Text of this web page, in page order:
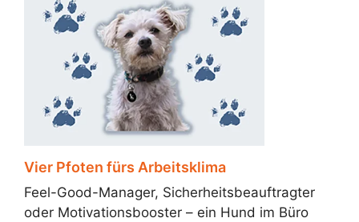
Vier Pfoten fürs Arbeitsklima
Feel-Good-Manager, Sicherheitsbeauftragter
oder Motivationsbooster – ein Hund im Büro